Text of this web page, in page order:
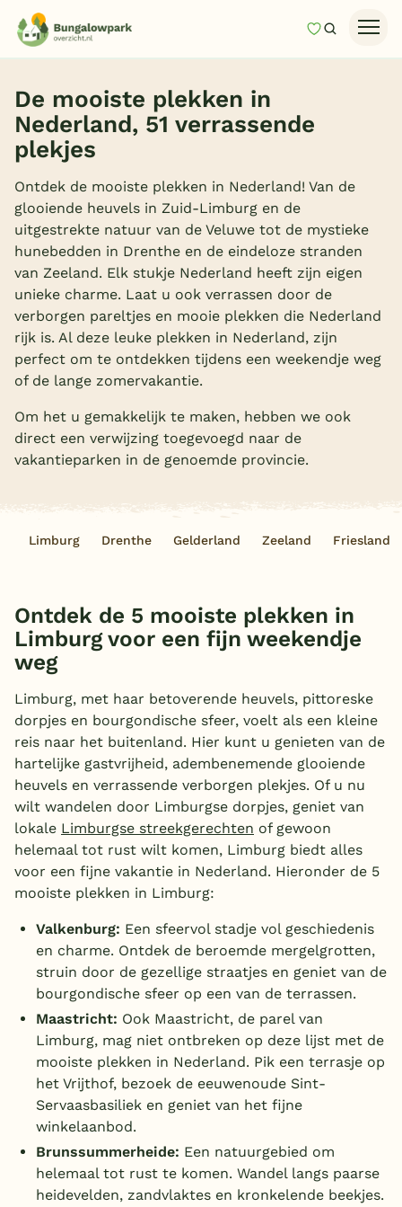
MijnZoeken
Last minutes
Nazomeren
Vakantiehuizen
Vakantiepark keuzehulp
Onze vakantiegidsen
Vakantieparken
Overdekt zwembad
Wildwaterbaan
Alle populaire faciliteiten
Bestemmingen
Veluwe
Texel
Limburg
Duitsland
België
Blog
Onze e-boeken
De mooiste plekken in
Nederland, 51 verrassende
plekjes
Ontdek de mooiste plekken in Nederland! Van de
glooiende heuvels in Zuid-Limburg en de
uitgestrekte natuur van de Veluwe tot de mystieke
hunebedden in Drenthe en de eindeloze stranden
van Zeeland. Elk stukje Nederland heeft zijn eigen
unieke charme. Laat u ook verrassen door de
verborgen pareltjes en mooie plekken die Nederland
rijk is. Al deze leuke plekken in Nederland, zijn
perfect om te ontdekken tijdens een weekendje weg
of de lange zomervakantie.
Om het u gemakkelijk te maken, hebben we ook
direct een verwijzing toegevoegd naar de
vakantieparken in de genoemde provincie.
Limburg Drenthe Gelderland Zeeland Friesland
Ontdek de 5 mooiste plekken in
Limburg voor een fijn weekendje
weg
Limburg, met haar betoverende heuvels, pittoreske
dorpjes en bourgondische sfeer, voelt als een kleine
reis naar het buitenland. Hier kunt u genieten van de
hartelijke gastvrijheid, adembenemende glooiende
heuvels en verrassende verborgen plekjes. Of u nu
wilt wandelen door Limburgse dorpjes, geniet van
lokale Limburgse streekgerechten of gewoon
helemaal tot rust wilt komen, Limburg biedt alles
voor een fijne vakantie in Nederland. Hieronder de 5
mooiste plekken in Limburg:
Valkenburg: Een sfeervol stadje vol geschiedenis
en charme. Ontdek de beroemde mergelgrotten,
struin door de gezellige straatjes en geniet van de
bourgondische sfeer op een van de terrassen.
Maastricht: Ook Maastricht, de parel van
Limburg, mag niet ontbreken op deze lijst met de
mooiste plekken in Nederland. Pik een terrasje op
het Vrijthof, bezoek de eeuwenoude Sint-
Servaasbasiliek en geniet van het fijne
winkelaanbod.
Brunssummerheide: Een natuurgebied om
helemaal tot rust te komen. Wandel langs paarse
heidevelden, zandvlaktes en kronkelende beekjes.